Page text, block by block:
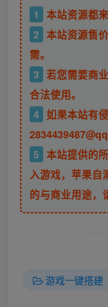
1
本站资源都
2 本站资源售
需。
3 若您需要商
合法使用。
4 如果本站有
5 本站提供的
入游戏，苹果自
的与商业用途，
游戏一键搭建